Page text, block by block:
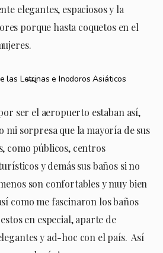
elegantes, espaciosos y la
porque hasta coquetos en el
ser el aeropuerto estaban así,
mi sorpresa que la mayoría de sus
como públicos, centros
y demás sus baños si no
son confortables y muy bien
como me fascinaron los baños
en especial, aparte de
y ad-hoc con el país. Así